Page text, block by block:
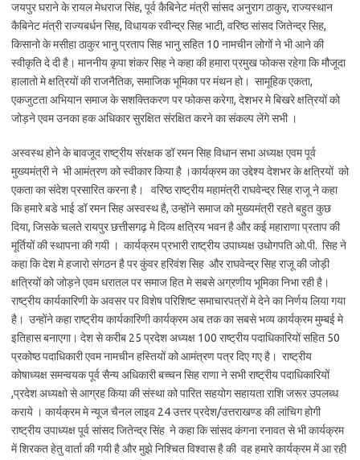
जयपुर घराने के रायल मेधराज सिंह, पूर्व कैबिनेट मंत्री सांसद अनुराग ठाकुर, राज्यस्थान
कैबिनेट मंत्री राज्यबर्धन सिह, विधायक रवीन्द्र सिह भाटी, वरिष्ठ सांसद जितेन्द्र सिह,
किसानो के मसीहा ठाकुर भानु प्रताप सिह भानु सहित 10 नामचीन लोगों ने भी आने की
स्वीकृति दे दी है। माननीय कृपा शंकर सिह ने कहा की हमारा प्रमुख फोकस रहेगा कि मौजूदा
हालातो मे क्षत्रियों की राजनैतिक, समाजिक भूमिका पर मंथन हो। सामूहिक एकता,
एकजुटता अभियान समाज के सशक्तिकरण पर फोकस करेगा, देशभर मे बिखरे क्षत्रियों को
जोड़ने एवम उनका हक अधिकार सुरक्षित संरक्षित करने का संकल्प लेंगे सभी ।
अस्वस्थ होने के बावजूद राष्ट्रीय संरक्षक डॉ रमन सिह विधान सभा अध्यक्ष एवम पूर्व
मुख्यमंत्री ने भी आमंत्रण को स्वीकार किया है ।कार्यक्रम का उद्देश्य देशभर के क्षत्रियों को
एकता का संदेश प्रसारित करना है। वरिष्ठ राष्ट्रीय महामंत्री राघवेन्द्र सिह राजू ने कहा
कि हमारे बडे भाई डॉ रमन सिह अस्वस्थ है, उन्होंने समाज को मुख्यमंत्री रहते बहुत कुछ
दिया, जिसके चलते रायपुर छत्तीसगढ़ मे दिव्य क्षत्रिय भवन है और कई महाराणा प्रताप की
मूर्तियों की स्थापना की गयी । कार्यक्रम प्रभारी राष्ट्रीय उपाध्यक्ष उधोगपति ओ.पी. सिह ने
कहा कि देश मे हजारो संगठन है पर कुंवर हरिवंश सिह और राघवेन्द्र सिह राजू की जोड़ी
क्षत्रियों को जोड़ने एवम धरातल पर समाज हित मे सबसे अग्रणीय भूमिका निभा रही है।
राष्ट्रीय कार्यकारिणी के अवसर पर विशेष परिशिष्ट समाचारपत्रों मे देने का निर्णय लिया गया
है। उन्होंने कहा राष्ट्रीय कार्यकारिणी कार्यक्रम अब तक का सबसे भव्य कार्यक्रम मुम्बई मे
इतिहास बनाएगा। देश से करीब 25 प्रदेश अध्यक्ष 100 राष्ट्रीय पदाधिकारियों सहित 50
प्रकोष्ठ पदाधिकारी एवम नामचीन हस्तियों को आमंत्रण पत्र दिए गए है। राष्ट्रीय
कोषाध्यक्ष समन्वयक पूर्व सैन्य अधिकारी बच्चन सिह राणा ने सभी राष्ट्रीय पदाधिकारियों
,प्रदेश अध्यक्षो से आग्रह किया की संस्था को पारित सहयोग सहायता राशि जरूर उपलब्‍ध
कराये । कार्यक्रम मे न्यूज चैनल लाइव 24 उत्तर प्रदेश/उत्तराखण्ड की लांचिग होगी
राष्ट्रीय उपाध्यक्ष पूर्व सांसद जितेन्द्र सिंह ने कहा कि सांसद कंगना रनावत से भी कार्यक्रम
में शिरकत हेतु वार्ता की गयी है और मुझे निश्चित विश्वास है की वह हमारे कार्यक्रम में आ रही